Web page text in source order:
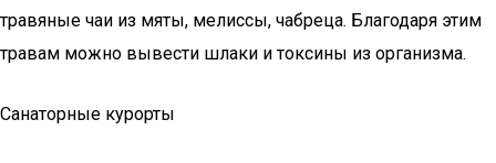
травяные чаи из мяты, мелиссы, чабреца. Благодаря этим
травам можно вывести шлаки и токсины из организма.
Санаторные курорты